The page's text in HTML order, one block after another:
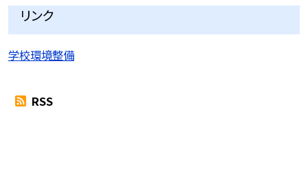
リンク
学校環境整備
RSS